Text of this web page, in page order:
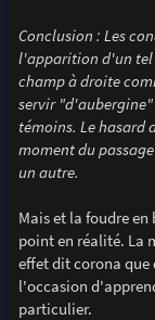
Conclusion : Les
l'apparition d'un tel
champ à droite
servir
témoins. Le hasard
moment du
un autre.
Mais et la foudre
point en réalité. La
effet dit corona
l'occasion
particulier.